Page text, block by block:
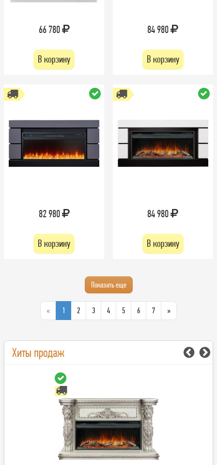
66 780
В корзину
84 980
В корзину
82 980
В корзину
84 980
В корзину
Показать еще
« 1 2 3 4 5 6 7 »
Хиты продаж